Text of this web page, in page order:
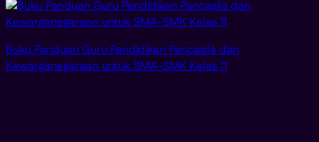
Buku Panduan Guru Pendidikan Pancasila dan
Kewarganegaraan untuk SMA-SMK Kelas 11